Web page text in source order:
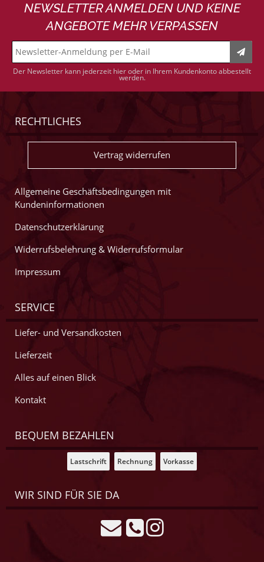
NEWSLETTER ANMELDEN UND KEINE
ANGEBOTE MEHR VERPASSEN
Der Newsletter kann jederzeit hier oder in Ihrem Kundenkonto abbestellt
werden.
RECHTLICHES
Vertrag widerrufen
Allgemeine Geschäftsbedingungen mit
Kundeninformationen
Datenschutzerklärung
Widerrufsbelehrung & Widerrufsformular
Impressum
SERVICE
Liefer- und Versandkosten
Lieferzeit
Alles auf einen Blick
Kontakt
BEQUEM BEZAHLEN
Lastschrift Rechnung Vorkasse
WIR SIND FÜR SIE DA